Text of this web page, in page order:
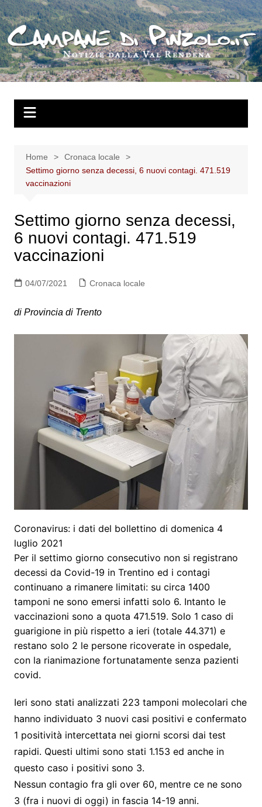
Salta
al
contenuto
Home
Cronaca locale
Settimo giorno senza decessi, 6 nuovi contagi. 471.519
vaccinazioni
Settimo giorno senza decessi,
6 nuovi contagi. 471.519
vaccinazioni
04/07/2021 Cronaca locale
di Provincia di Trento
Coronavirus: i dati del bollettino di domenica 4
luglio 2021
Per il settimo giorno consecutivo non si registrano
decessi da Covid-19 in Trentino ed i contagi
continuano a rimanere limitati: su circa 1400
tamponi ne sono emersi infatti solo 6. Intanto le
vaccinazioni sono a quota 471.519. Solo 1 caso di
guarigione in più rispetto a ieri (totale 44.371) e
restano solo 2 le persone ricoverate in ospedale,
con la rianimazione fortunatamente senza pazienti
covid.
Ieri sono stati analizzati 223 tamponi molecolari che
hanno individuato 3 nuovi casi positivi e confermato
1 positività intercettata nei giorni scorsi dai test
rapidi. Questi ultimi sono stati 1.153 ed anche in
questo caso i positivi sono 3.
Nessun contagio fra gli over 60, mentre ce ne sono
3 (fra i nuovi di oggi) in fascia 14-19 anni.